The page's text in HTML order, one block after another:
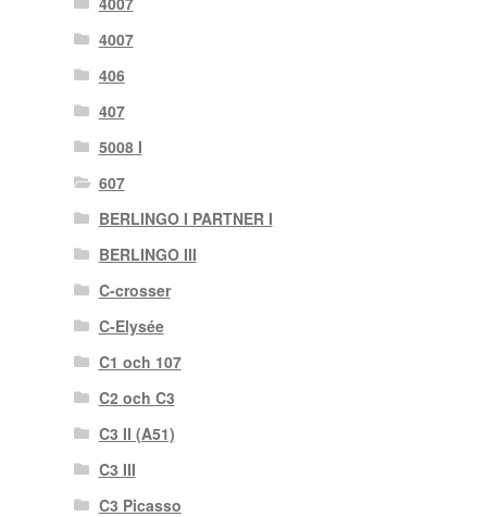
4007
406
407
5008 I
607
BERLINGO I PARTNER I
BERLINGO III
C-crosser
C-Elysée
C1 och 107
C2 och C3
C3 II (A51)
C3 III
C3 Picasso